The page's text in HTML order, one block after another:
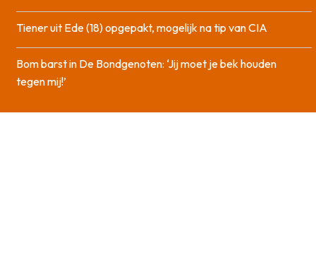
Tiener uit Ede (18) opgepakt, mogelijk na tip van CIA
Bom barst in De Bondgenoten: ‘Jij moet je bek houden
tegen mij!’